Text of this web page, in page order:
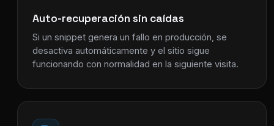
Auto-recuperación sin caídas
Si un snippet genera un fallo en producción, se
desactiva automáticamente y el sitio sigue
funcionando con normalidad en la siguiente visita.